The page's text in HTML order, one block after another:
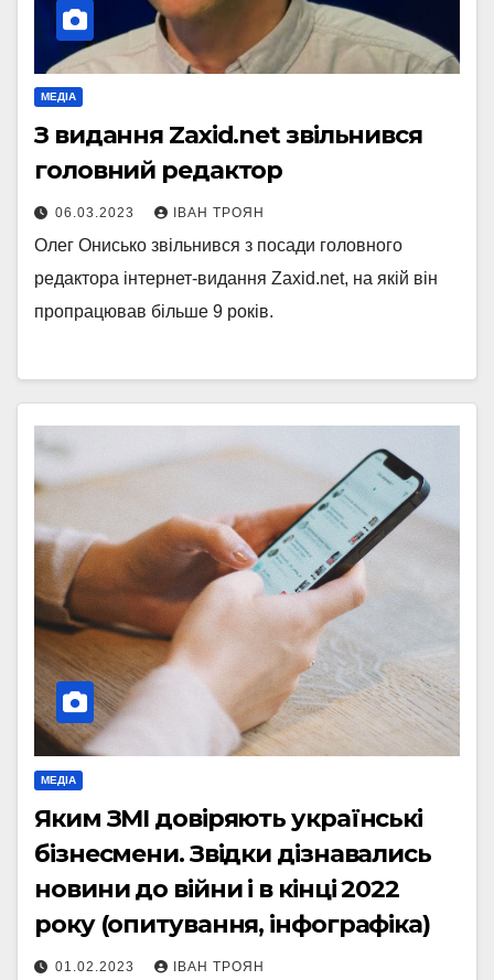
МЕДІА
З видання Zaxid.net звільнився
головний редактор
06.03.2023 ІВАН ТРОЯН
Олег Онисько звільнився з посади головного
редактора інтернет-видання Zaxid.net, на якій він
пропрацював більше 9 років.
МЕДІА
Яким ЗМІ довіряють українські
бізнесмени. Звідки дізнавались
новини до війни і в кінці 2022
року (опитування, інфографіка)
01.02.2023 ІВАН ТРОЯН